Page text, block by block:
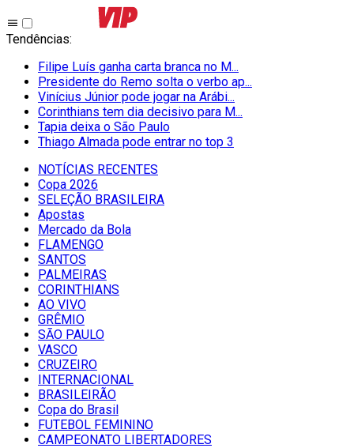
Tendências:
Filipe Luís ganha carta branca no M...
Presidente do Remo solta o verbo ap...
Vinícius Júnior pode jogar na Arábi...
Corinthians tem dia decisivo para M...
Tapia deixa o São Paulo
Thiago Almada pode entrar no top 3
NOTÍCIAS RECENTES
Copa 2026
SELEÇÃO BRASILEIRA
Apostas
Mercado da Bola
FLAMENGO
SANTOS
PALMEIRAS
CORINTHIANS
AO VIVO
GRÊMIO
SĀO PAULO
VASCO
CRUZEIRO
INTERNACIONAL
BRASILEIRÃO
Copa do Brasil
FUTEBOL FEMININO
CAMPEONATO LIBERTADORES